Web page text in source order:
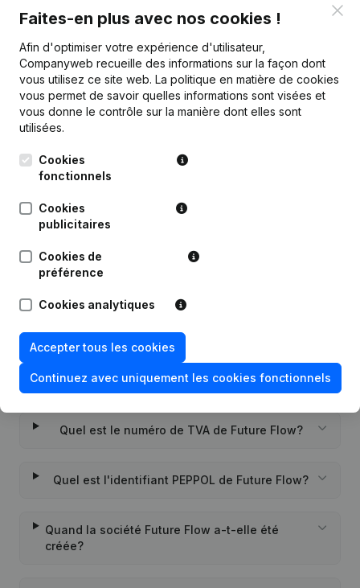
Capitaux propres -149 660 € -128 148
Marge brute € -14 633 € -22 422 €-31 515
Publicationsde Future Flow
Date
22-10-2021
Rubrique Constitution (Nouvelle
Questions fréquemment posées
Quel est le numéro de TVA de Future Flow?
Quel est l'identifiant PEPPOL de Future Flow?
Quand la société Future Flow a-t-elle été
créée?
Faites-en plus avec nos cookies !
Afin d'optimiser votre expérience d'utilisateur,
Companyweb recueille des informations sur la façon dont
vous utilisez ce site web. La politique en matière de cookies
vous permet de savoir quelles informations sont visées et
vous donne le contrôle sur la manière dont elles sont
utilisées.
Cookies
fonctionnels
Cookies
publicitaires
Cookies de
préférence
Cookies analytiques
Accepter tous les cookies
Continuez avec uniquement les cookies fonctionnels